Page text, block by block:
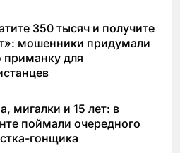
350 тысяч и получите
мошенники придумали
приманку для
мигалки и 15 лет: в
поймали очередного
гонщика